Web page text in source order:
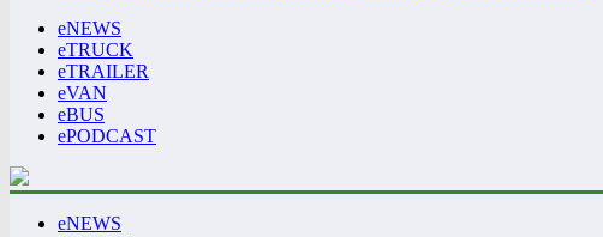
eNEWS
eTRUCK
eTRAILER
eVAN
eBUS
ePODCAST
eNEWS